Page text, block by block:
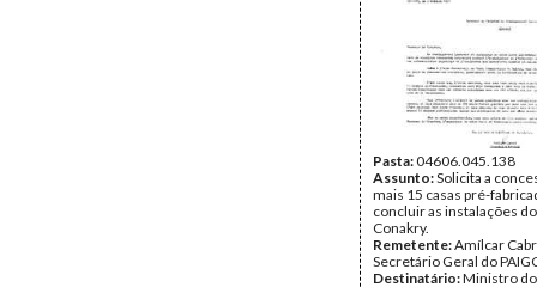
Pasta:04606.045.138
Assunto:Solicita a
mais 15 casas pré-
concluir as instalações
Conakry.
Remetente:Amílcar
Secretário Geral do
Destinatário:Ministro do